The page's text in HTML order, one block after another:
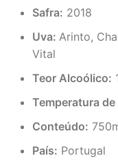
Safra: 2018
Uva: Arinto,
Vital
Teor Alcoólico:
Temperatura de
Conteúdo:
País: Portugal